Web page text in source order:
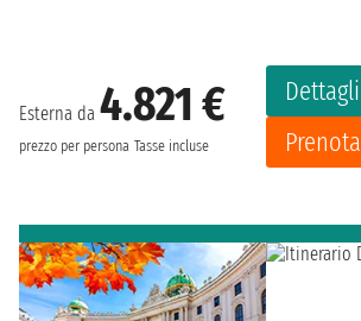
Esterna da 4.821 €
prezzo per persona Tasse incluse
Dettagli
Prenota